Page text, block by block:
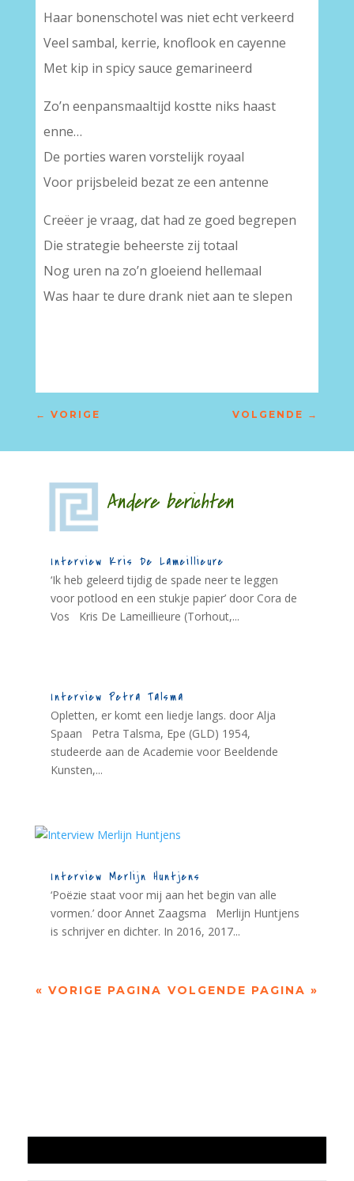
Haar bonenschotel was niet echt verkeerd
Veel sambal, kerrie, knoflook en cayenne
Met kip in spicy sauce gemarineerd
Zo’n eenpansmaaltijd kostte niks haast
enne…
De porties waren vorstelijk royaal
Voor prijsbeleid bezat ze een antenne
Creëer je vraag, dat had ze goed begrepen
Die strategie beheerste zij totaal
Nog uren na zo’n gloeiend hellemaal
Was haar te dure drank niet aan te slepen
← VORIGE VOLGENDE →
Andere berichten
Interview Kris De Lameillieure
‘Ik heb geleerd tijdig de spade neer te leggen
voor potlood en een stukje papier’ door Cora de
Vos Kris De Lameillieure (Torhout,...
Interview Petra Talsma
Opletten, er komt een liedje langs. door Alja
Spaan Petra Talsma, Epe (GLD) 1954,
studeerde aan de Academie voor Beeldende
Kunsten,...
Interview Merlijn Huntjens
‘Poëzie staat voor mij aan het begin van alle
vormen.’ door Annet Zaagsma Merlijn Huntjens
is schrijver en dichter. In 2016, 2017...
« VORIGE PAGINA VOLGENDE PAGINA »